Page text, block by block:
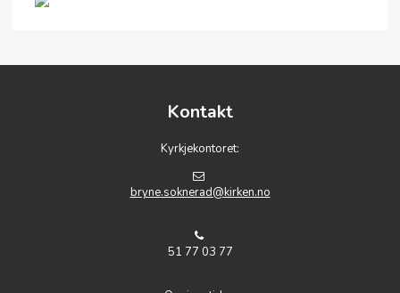
Kontakt
Kyrkjekontoret:
bryne.soknerad@kirken.no
51 77 03 77